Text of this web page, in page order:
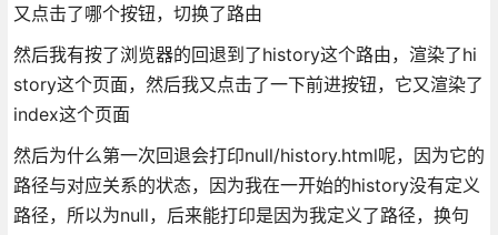
又点击了哪个按钮，切换了路由
然后我有按了浏览器的回退到了history这个路由，渲染了hi
story这个页面，然后我又点击了一下前进按钮，它又渲染了
index这个页面
然后为什么第一次回退会打印null/history.html呢，因为它的
路径与对应关系的状态，因为我在一开始的history没有定义
路径，所以为null，后来能打印是因为我定义了路径，换句